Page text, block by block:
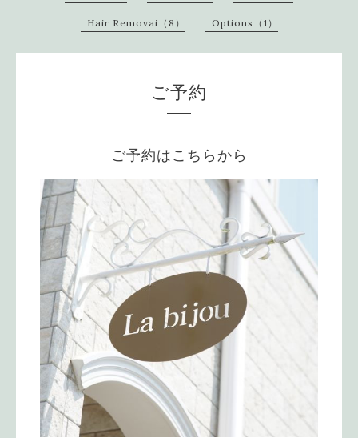
Hair Removai（8） Options（1）
ご予約
ご予約はこちらから